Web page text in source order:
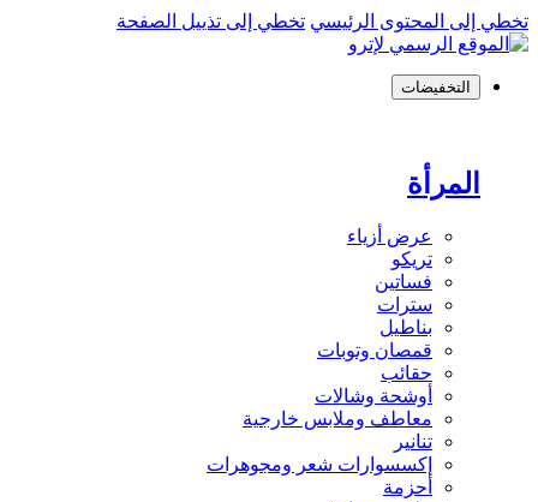
تخطي إلى المحتوى الرئيسي تخطي إلى تذييل الصفحة
التخفيضات
المرأة
عرض أزياء
تريكو
فساتين
سترات
بناطيل
قمصان وتوبات
حقائب
أوشحة وشالات
معاطف وملابس خارجية
تنانير
إكسسوارات شعر ومجوهرات
أحزمة